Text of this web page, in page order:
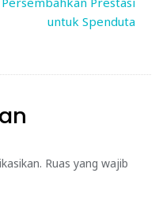
untuk Spenduta
Ruas yang wajib